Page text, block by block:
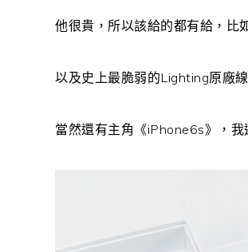
他很貴，所以該給的都有給，比
以及史上最脆弱的Lighting原廠
當然還有主角《iPhone6s》，我